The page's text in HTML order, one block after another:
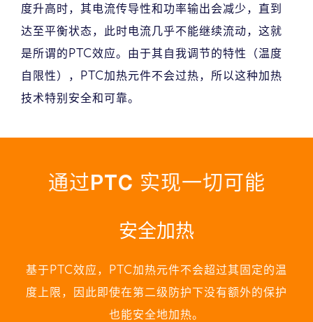
度升高时，其电流传导性和功率输出会减少，直到
达至平衡状态，此时电流几乎不能继续流动，这就
是所谓的PTC效应。由于其自我调节的特性（温度
自限性），PTC加热元件不会过热，所以这种加热
技术特别安全和可靠。
通过PTC 实现一切可能
安全加热
基于PTC效应，PTC加热元件不会超过其固定的温
度上限，因此即使在第二级防护下没有额外的保护
也能安全地加热。